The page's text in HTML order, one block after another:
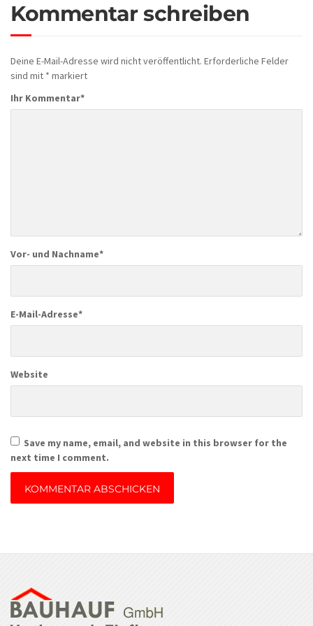
Kommentar schreiben
Deine E-Mail-Adresse wird nicht veröffentlicht. Erforderliche Felder
sind mit * markiert
Ihr Kommentar*
Vor- und Nachname*
E-Mail-Adresse*
Website
Save my name, email, and website in this browser for the
next time I comment.